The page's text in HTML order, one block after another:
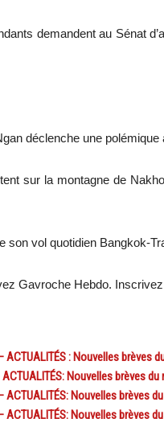
demandent au Sénat
déclenche une
sur la montagne de
son vol quotidien Bangkok-
Gavroche Hebdo. Inscri
ACTUALITÉS : Nouvelles
ACTUALITÉS: Nouvelles brèves
ACTUALITÉS: Nouvelles brèves
ACTUALITÉS: Nouvelles brèves